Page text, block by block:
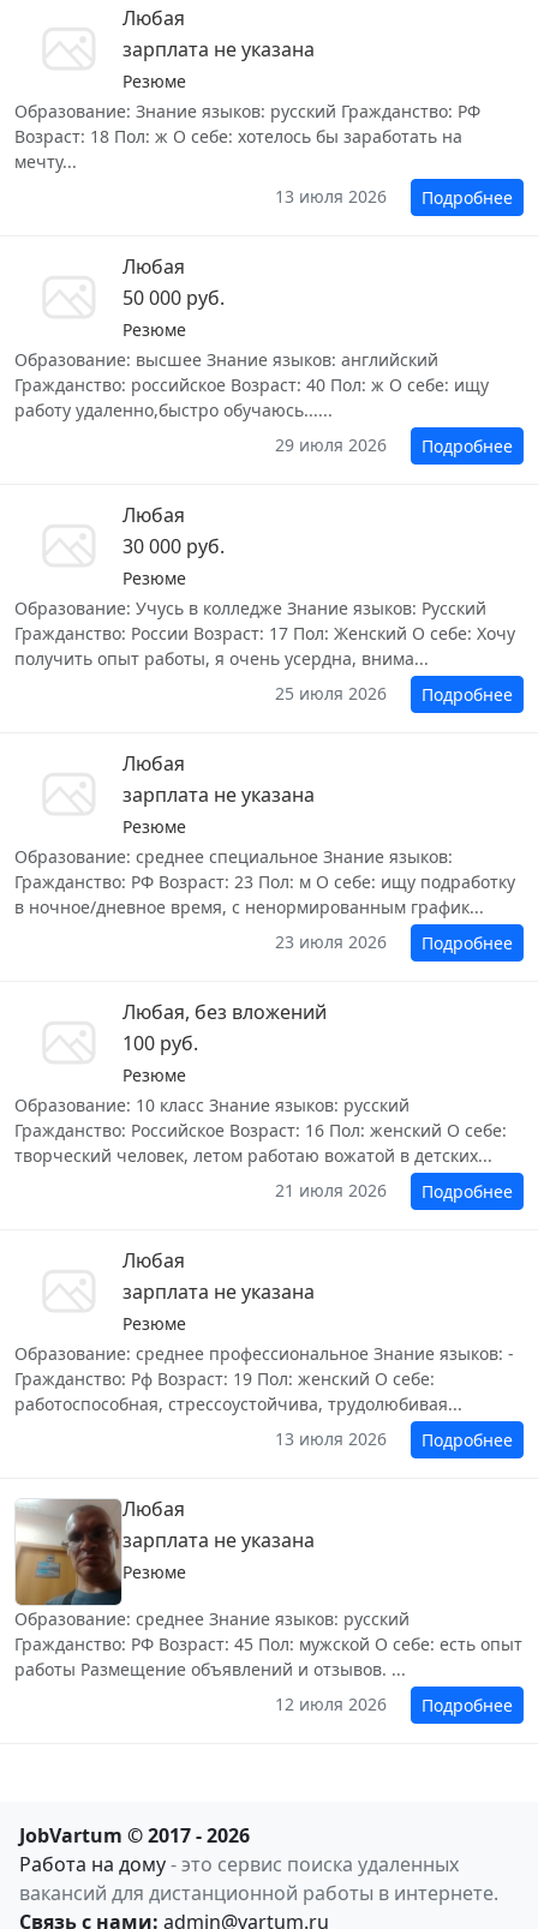
Любая
зарплата не указана
Резюме
Образование: Знание языков: русский Гражданство: РФ
Возраст: 18 Пол: ж О себе: хотелось бы заработать на
мечту...
13 июля 2026
Подробнее
Любая
50 000 руб.
Резюме
Образование: высшее Знание языков: английский
Гражданство: российское Возраст: 40 Пол: ж О себе: ищу
работу удаленно,быстро обучаюсь......
29 июля 2026
Подробнее
Любая
30 000 руб.
Резюме
Образование: Учусь в колледже Знание языков: Русский
Гражданство: России Возраст: 17 Пол: Женский О себе: Хочу
получить опыт работы, я очень усердна, внима...
25 июля 2026
Подробнее
Любая
зарплата не указана
Резюме
Образование: среднее специальное Знание языков:
Гражданство: РФ Возраст: 23 Пол: м О себе: ищу подработку
в ночное/дневное время, с ненормированным график...
23 июля 2026
Подробнее
Любая, без вложений
100 руб.
Резюме
Образование: 10 класс Знание языков: русский
Гражданство: Российское Возраст: 16 Пол: женский О себе:
творческий человек, летом работаю вожатой в детских...
21 июля 2026
Подробнее
Любая
зарплата не указана
Резюме
Образование: среднее профессиональное Знание языков: -
Гражданство: Рф Возраст: 19 Пол: женский О себе:
работоспособная, стрессоустойчива, трудолюбивая...
13 июля 2026
Подробнее
Любая
зарплата не указана
Резюме
Образование: среднее Знание языков: русский
Гражданство: РФ Возраст: 45 Пол: мужской О себе: есть опыт
работы Размещение объявлений и отзывов. ...
12 июля 2026
Подробнее
JobVartum © 2017 - 2026
Работа на дому- это сервис поиска удаленных
вакансий для дистанционной работы в интернете.
Связь с нами: admin@vartum.ru